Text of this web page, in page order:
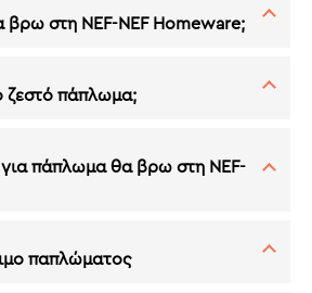
βρω στη NEF-NEF Homeware;
ζεστό πάπλωμα;
για πάπλωμα θα βρω στη NEF-
παπλώματος